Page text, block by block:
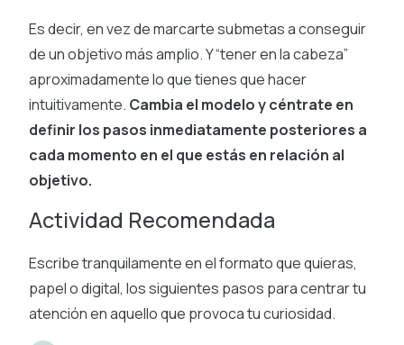
Es decir, en vez de marcarte submetas a conseguir
de un objetivo más amplio. Y “tener en la cabeza”
aproximadamente lo que tienes que hacer
intuitivamente. Cambia el modelo y céntrate en
definir los pasos inmediatamente posteriores a
cada momento en el que estás en relación al
objetivo.
Actividad Recomendada
Escribe tranquilamente en el formato que quieras,
papel o digital, los siguientes pasos para centrar tu
atención en aquello que provoca tu curiosidad.